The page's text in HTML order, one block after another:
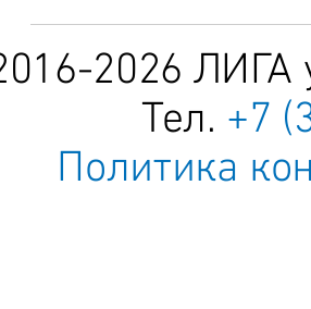
2026 ЛИГА
Тел. +7
Политика